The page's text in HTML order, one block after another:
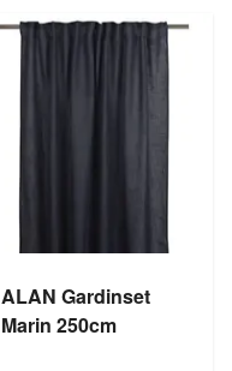
ALAN Gardinset
Marin 250cm